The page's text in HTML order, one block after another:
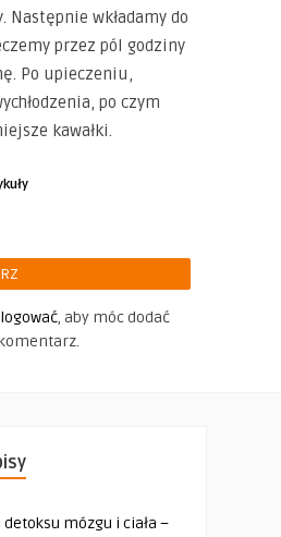
Następnie wkładamy do
przez pól godziny
Po upieczeniu,
po czym
kawałki.
, aby móc dodać
mózgu i ciała –